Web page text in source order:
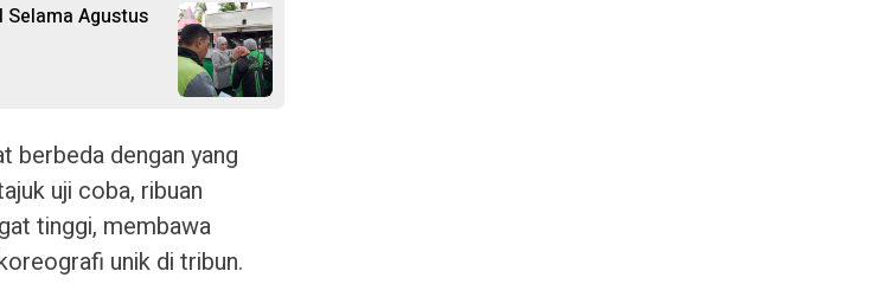
Selama Agustus
berbeda dengan yang
uji coba, ribuan
tinggi, membawa
unik di tribun.